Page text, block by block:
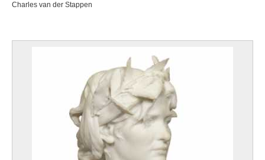
Charles van der Stappen